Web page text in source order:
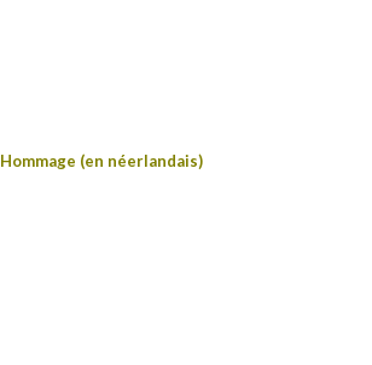
Hommage (en néerlandais)